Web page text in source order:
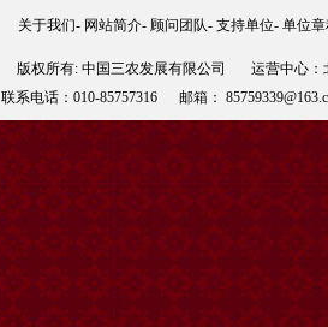
关于我们- 网站简介- 顾问团队- 支持单位- 单位
版权所有: 中国三农发展有限公司 运营中心
联系电话：010-85757316 邮箱：